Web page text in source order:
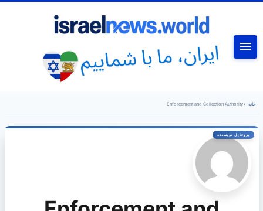
خانه •
Enforcement and Collection Authority